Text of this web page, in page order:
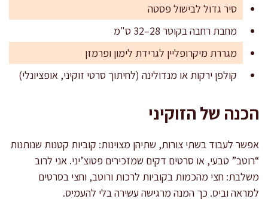
סיר גדול לבישול פסטה
מחבת רחבה בקוטר 28–32 ס"מ
מגררת מיקרופליין לגרידת לימון ופרמזן
קולפן ירקות או מנדולינה (לחיתוך סרטי זוקיני, אופציונלי)
הכנה של הזוקיני
אפשר לעבוד בשתי צורות, שתיהן מצוינות: קוביות קטנות שנותנות
“רוטב” טבעי, או סרטים דקים שמזכירים פטוצ’יני. אני לרוב
משלבת: חצי מהכמות בקוביות לרכות ורוטב, וחצי בסרטים
למראה וביס. כך המנה מרגישה עשירה בלי להעמיס.